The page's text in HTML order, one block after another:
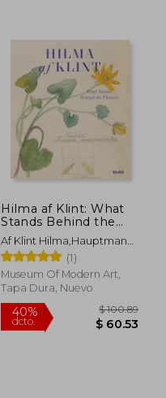
Hilma af Klint: What
Stands Behind the
Flowers (en Inglés)
Af Klint Hilma,Hauptman
Jodi,Lajer-Burcharth Ewa
(1)
Museum Of Modern Art,
Tapa Dura, Nuevo